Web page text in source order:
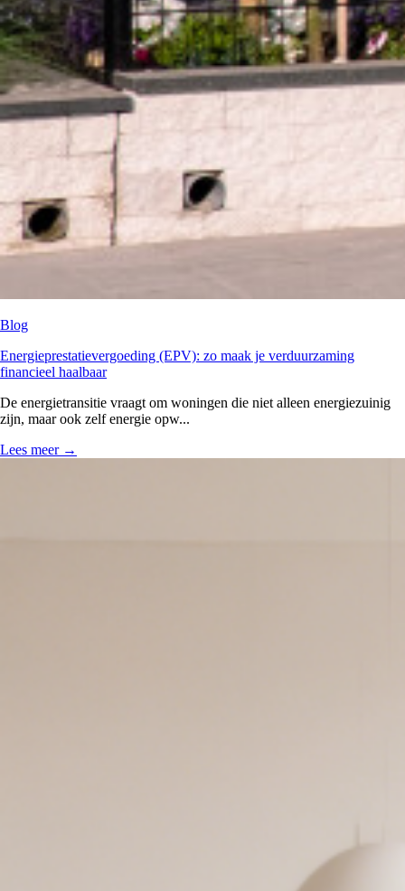
Blog
Energieprestatievergoeding (EPV): zo maak je verduurzaming
financieel haalbaar
De energietransitie vraagt om woningen die niet alleen energiezuinig
zijn, maar ook zelf energie opw...
Lees meer →